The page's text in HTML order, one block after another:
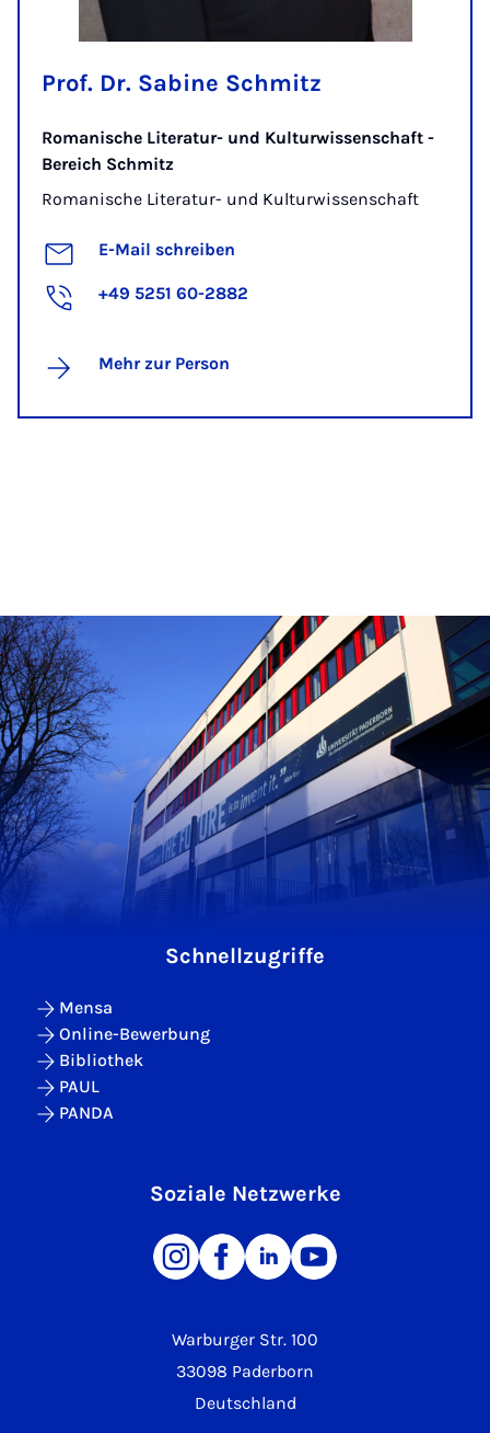
Prof. Dr. Sabine Schmitz
Romanische Literatur- und Kulturwissenschaft -
Bereich Schmitz
Romanische Literatur- und Kulturwissenschaft
E-Mail schreiben
+49 5251 60-2882
Mehr zur Person
Warburger Str. 100
33098 Paderborn
Deutschland
Schnellzugriffe
Mensa
Online-Bewerbung
Bibliothek
PAUL
PANDA
Soziale Netzwerke